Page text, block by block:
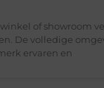
of showroom
De volledige
ervaren en